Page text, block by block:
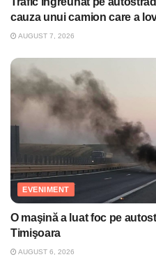
cauza unui camion care a
AUGUST 7, 2026
EVENIMENT
O maşină a luat foc pe
Timişoara
AUGUST 6, 2026